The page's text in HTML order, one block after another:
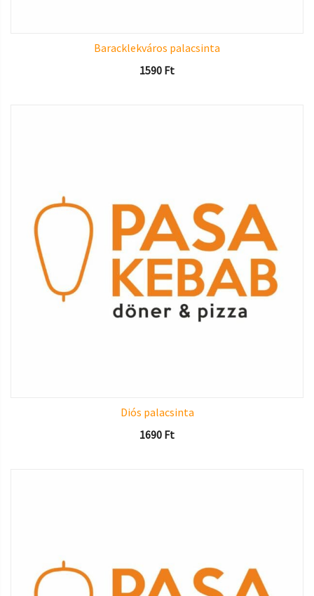
Baracklekváros palacsinta
1590 Ft
Diós palacsinta
1690 Ft